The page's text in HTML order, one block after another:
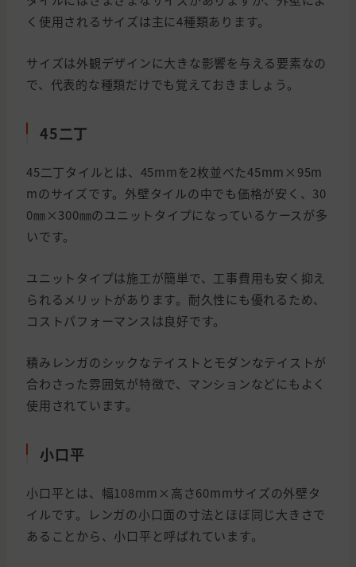
く使用されるサイズは主に4種類あります。
サイズは外観デザインに大きな影響を与える要素なの
で、代表的な種類だけでも覚えておきましょう。
45二丁
45二丁タイルとは、45mmを2枚並べた45mm×95m
mのサイズです。外壁タイルの中でも価格が安く、30
0㎜×300㎜のユニットタイプになっているケースが多
いです。
ユニットタイプは施工が簡単で、工事費用も安く抑え
られるメリットがあります。耐久性にも優れるため、
コストパフォーマンスは良好です。
積みレンガのシックなテイストとモダンなテイストが
合わさった雰囲気が特徴で、マンションなどにもよく
使用されています。
小口平
小口平とは、幅108mm×高さ60mmサイズの外壁タ
イルです。レンガの小口面の寸法とほぼ同じ大きさで
あることから、小口平と呼ばれています。